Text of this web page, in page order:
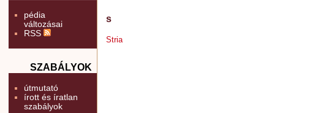
pédia
változásai
RSS
SZABÁLYOK
útmutató
írott és íratlan
szabályok
s
Stria